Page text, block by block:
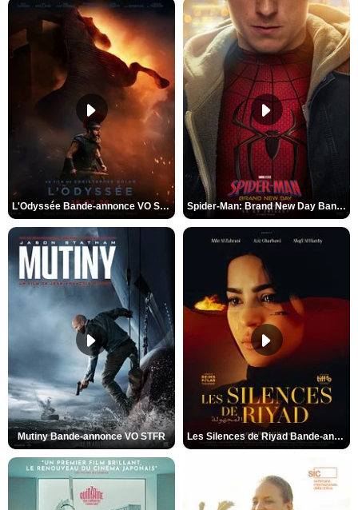
L'Odyssée Bande-annonce VO STFR Spider-Man: Brand New Day Bande-annonce VO STFR
Mutiny Bande-annonce VO STFR Les Silences de Riyad Bande-annonce VO STFR